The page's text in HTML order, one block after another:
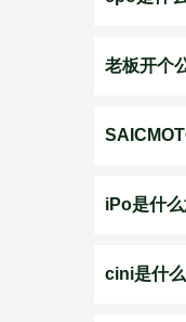
老板开个
iPo是什
cini是什